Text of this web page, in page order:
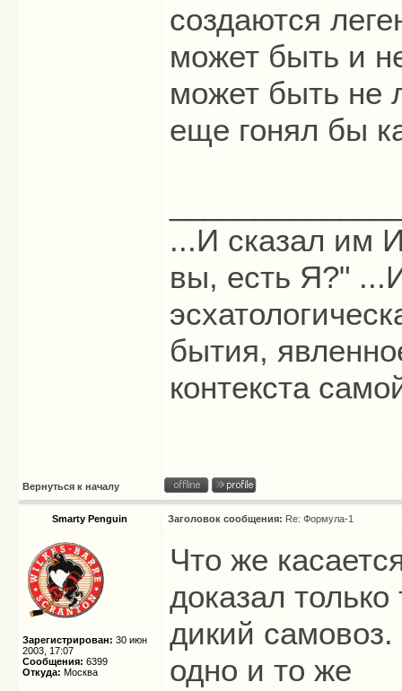
создаются
может быть и
может быть не
еще гонял бы
...И сказал им
вы, есть Я?"
бытия,
контекста
Вернуться к началу
Smarty Penguin Заголовок сообщения: Re: Формула-1
Зарегистрирован: 30 июн
2003, 17:07
Сообщения: 6399
Откуда: Москва
Что же
доказал
дикий самовоз.
одно и то же